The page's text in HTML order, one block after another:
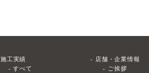
施工実績
すべて
店舗・企業情報
ご挨拶